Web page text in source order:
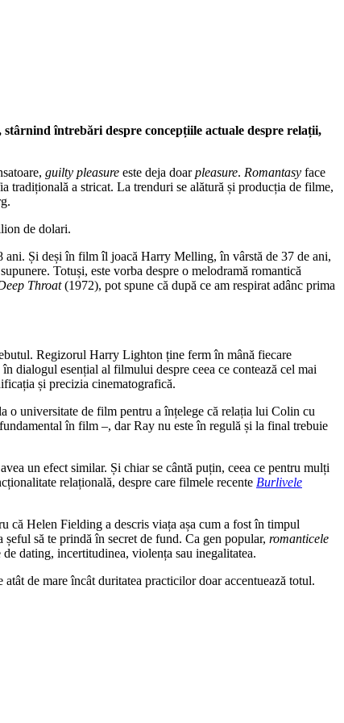
întrebări despre concepțiile actuale despre relații,
guilty pleasure este deja doarpleasure. Romantasy face
tradițională a stricat. La trenduri se alătură și producția de filme,
de dolari.
Și deși în film îl joacă Harry Melling, în vârstă de 37 de ani,
Totuși, este vorba despre o melodramă romantică
Throat(1972), pot spune că după ce am respirat adânc prima
Regizorul Harry Lighton ține ferm în mână fiecare
dialogul esențial al filmului despre ceea ce contează cel mai
și precizia cinematografică.
o universitate de film pentru a înțelege că relația lui Colin cu
în film –, dar Ray nu este în regulă și la final trebuie
un efect similar. Și chiar se cântă puțin, ceea ce pentru mulți
relațională, despre care filmele recente Burlivele
că Helen Fielding a descris viața așa cum a fost în timpul
să te prindă în secret de fund. Ca gen popular, romanticele
dating, incertitudinea, violența sau inegalitatea.
de mare încât duritatea practicilor doar accentuează totul.